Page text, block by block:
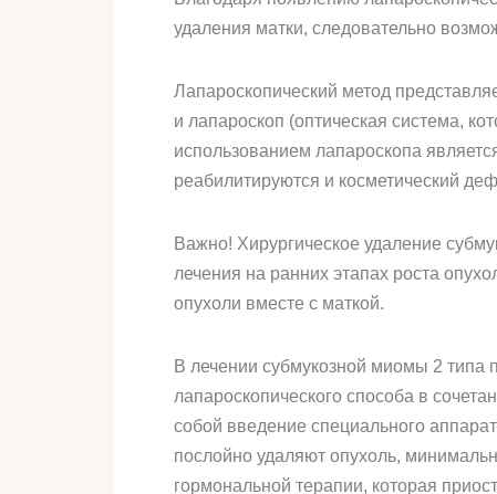
удаления матки, следовательно
Лапароскопический метод
и лапароскоп (оптическая система,
использованием лапароскопа
реабилитируются и косметический
Важно! Хирургическое удаление
лечения на ранних этапах роста
опухоли вместе с маткой.
В лечении субмукозной миомы 2 типа
лапароскопического способа в
собой введение специального
послойно удаляют опухоль,
гормональной терапии, которая